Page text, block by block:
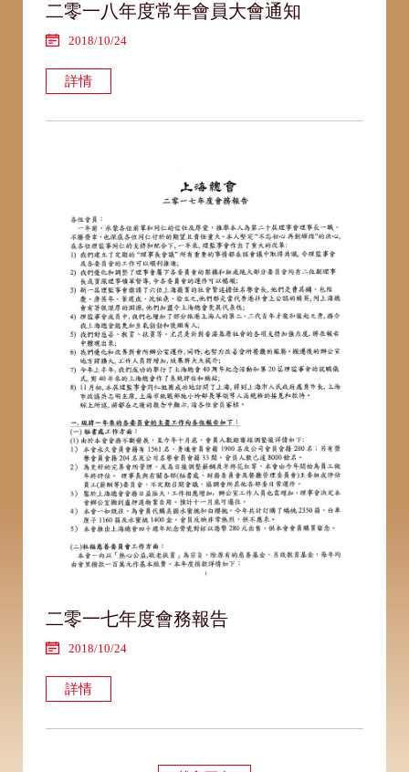
二零一八年度常年會員大會通知
2018/10/24
詳情
二零一七年度會務報告
2018/10/24
詳情